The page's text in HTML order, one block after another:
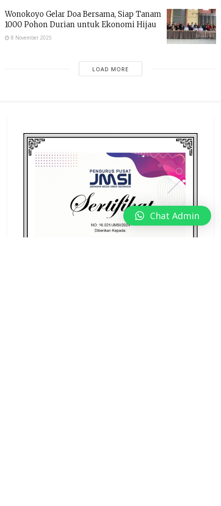
Wonokoyo Gelar Doa Bersama, Siap Tanam
1000 Pohon Durian untuk Ekonomi Hijau
8 November 2025
LOAD MORE
Chat Admin